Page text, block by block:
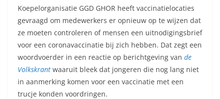
Koepelorganisatie GGD GHOR heeft vaccinatielocaties
gevraagd om medewerkers er opnieuw op te wijzen dat
ze moeten controleren of mensen een uitnodigingsbrief
voor een coronavaccinatie bij zich hebben. Dat zegt een
woordvoerder in een reactie op berichtgeving van de
Volkskrant waaruit bleek dat jongeren die nog lang niet
in aanmerking komen voor een vaccinatie met een
trucje konden voordringen.